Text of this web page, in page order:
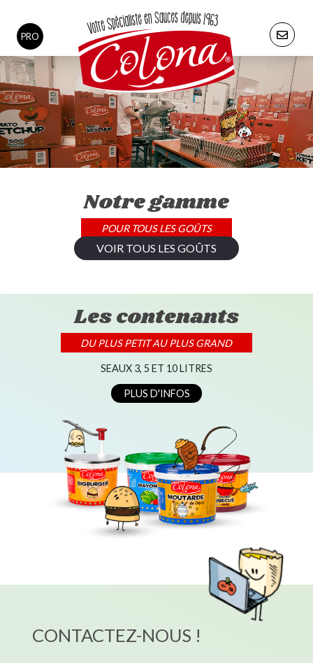
PRO
Notre gamme
POUR TOUS LES GOÛTS
VOIR TOUS LES GOÛTS
Les contenants
DU PLUS PETIT AU PLUS GRAND
SEAUX 3, 5 ET 10 LITRES
PLUS D'INFOS
CONTACTEZ-NOUS !